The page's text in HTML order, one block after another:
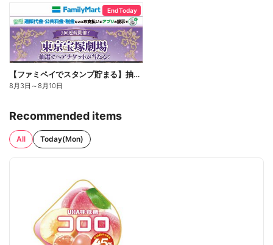
End Today
【ファミペイでスタンプ貯まる】抽選でペアチケットが当たる!
8月3日 ～8月10日
Recommended items
All Today(Mon)